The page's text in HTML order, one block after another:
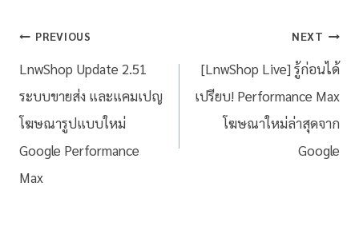
PREVIOUS
LnwShop Update 2.51
ระบบขายส่ง และแคมเปญ
โฆษณารูปแบบใหม่
Google Performance
Max
NEXT
[LnwShop Live] รู้ก่อนได้
เปรียบ! Performance Max
โฆษณาใหม่ล่าสุดจาก
Google